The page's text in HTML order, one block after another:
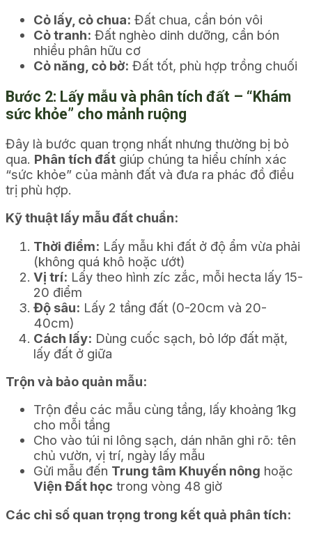
Cỏ lấy, cỏ chua: Đất chua, cần bón vôi
Cỏ tranh: Đất nghèo dinh dưỡng, cần bón
nhiều phân hữu cơ
Cỏ năng, cỏ bờ: Đất tốt, phù hợp trồng chuối
Bước 2: Lấy mẫu và phân tích đất – “Khám
sức khỏe” cho mảnh ruộng
Đây là bước quan trọng nhất nhưng thường bị bỏ
qua. Phân tích đất giúp chúng ta hiểu chính xác
“sức khỏe” của mảnh đất và đưa ra phác đồ điều
trị phù hợp.
Kỹ thuật lấy mẫu đất chuẩn:
Thời điểm: Lấy mẫu khi đất ở độ ẩm vừa phải
(không quá khô hoặc ướt)
Vị trí: Lấy theo hình zíc zắc, mỗi hecta lấy 15-
20 điểm
Độ sâu: Lấy 2 tầng đất (0-20cm và 20-
40cm)
Cách lấy: Dùng cuốc sạch, bỏ lớp đất mặt,
lấy đất ở giữa
Trộn và bảo quản mẫu:
Trộn đều các mẫu cùng tầng, lấy khoảng 1kg
cho mỗi tầng
Cho vào túi ni lông sạch, dán nhãn ghi rõ: tên
chủ vườn, vị trí, ngày lấy mẫu
Gửi mẫu đến Trung tâm Khuyến nông hoặc
Viện Đất học trong vòng 48 giờ
Các chỉ số quan trọng trong kết quả phân tích: